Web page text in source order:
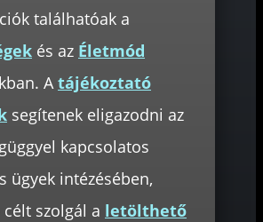
találhatóak a
és az Életmód
Atájékoztató
segítenek eligazodni az
kapcsolatos
ügyek intézésében,
szolgál a letölthető